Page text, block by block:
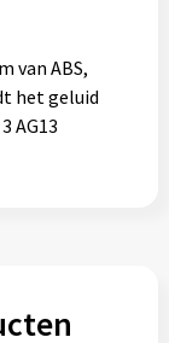
van ABS,
het geluid
AG13